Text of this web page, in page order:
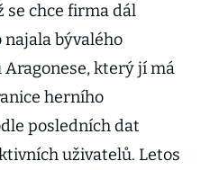
se chce firma dál
bývalého
Aragonese, který jí má
herního
posledních dat
uživatelů. Letos